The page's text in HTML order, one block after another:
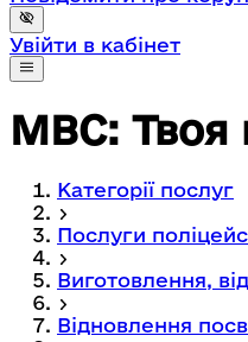
Увійти в кабінет
МВС: Твоя
Категорії послуг
Послуги
Виготовлення,
Відновлення